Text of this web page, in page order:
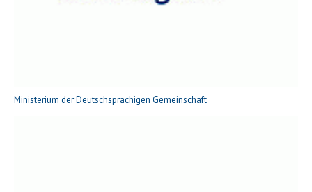
Ministerium der Deutschsprachigen Gemeinschaft